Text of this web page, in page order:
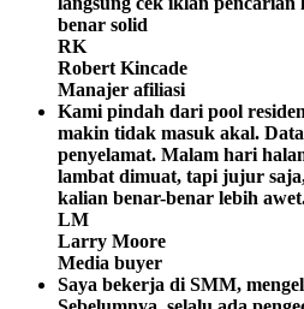
benar solid
RK
Robert Kincade
Manajer afiliasi
Kami pindah dari pool
makin tidak masuk akal.
penyelamat. Malam hari
lambat dimuat, tapi jujur
kalian benar-benar lebih
LM
Larry Moore
Media buyer
Saya bekerja di SMM,